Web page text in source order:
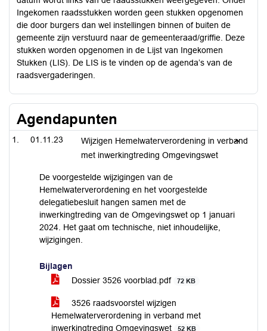
Ingekomen raadsstukken worden geen stukken opgenomen
die door burgers dan wel instellingen binnen of buiten de
gemeente zijn verstuurd naar de gemeenteraad/griffie. Deze
stukken worden opgenomen in de Lijst van Ingekomen
Stukken (LIS). De LIS is te vinden op de agenda’s van de
raadsvergaderingen.
Agendapunten
01.11.23
Wijzigen Hemelwaterverordening in verband
met inwerkingtreding Omgevingswet
De voorgestelde wijzigingen van de
Hemelwaterverordening en het voorgestelde
delegatiebesluit hangen samen met de
inwerkingtreding van de Omgevingswet op 1 januari
2024. Het gaat om technische, niet inhoudelijke,
wijzigingen.
Bijlagen
Dossier 3526 voorblad.pdf
72 KB
3526 raadsvoorstel wijzigen
Hemelwaterverordening in verband met
inwerkingtreding Omgevingswet
52 KB